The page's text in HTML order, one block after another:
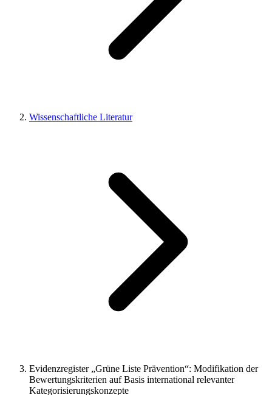
Wissenschaftliche Literatur
Evidenzregister „Grüne Liste Prävention“: Modifikation der
Bewertungskriterien auf Basis international relevanter
Kategorisierungskonzepte